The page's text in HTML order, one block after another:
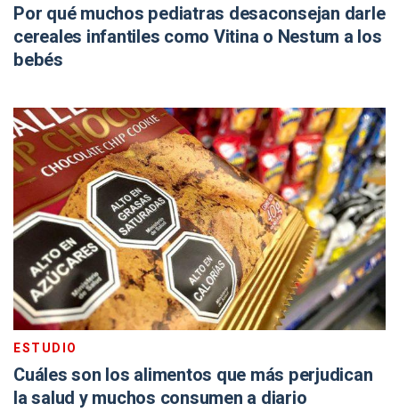
Por qué muchos pediatras desaconsejan darle
cereales infantiles como Vitina o Nestum a los
bebés
ESTUDIO
Cuáles son los alimentos que más perjudican
la salud y muchos consumen a diario